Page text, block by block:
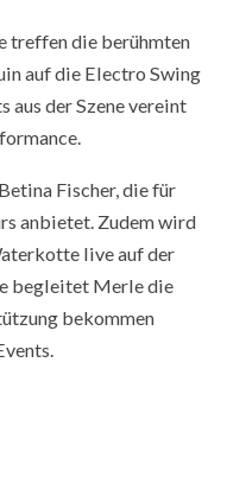
treffen die berühmten
auf die Electro Swing
aus der Szene vereint
Fischer, die für
anbietet. Zudem wird
live auf der
begleitet Merle die
bekommen